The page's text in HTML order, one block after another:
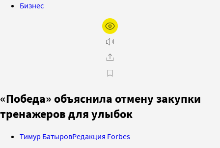
Бизнес
«Победа» объяснила отмену закупки
тренажеров для улыбок
Тимур БатыровРедакция Forbes